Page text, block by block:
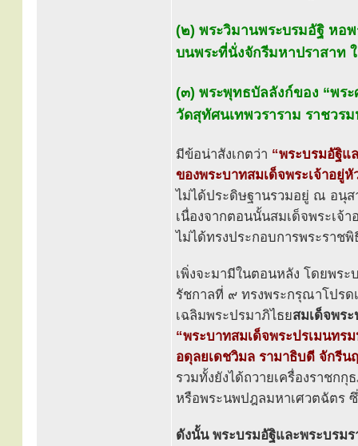
(๒) พระวิมานพระบรมอัฐิ หอ
บนพระที่นั่งจักรีมหาปราสาท
(๓) พระพุทธบัลลังก์ของ “พร
วัดสุทัศนเทพวราราม ราชวร
มีข้อน่าสังเกตว่า “พระบรมอัฐิแ
ของพระบาทสมเด็จพระเจ้าอยู่
ไม่ได้ประดิษฐานรวมอยู่ ณ อนุ
เนื่องจากตอนนั้นสมเด็จพระเจ้
ไม่ได้ทรงประกอบการพระราช
เพิ่งจะมามีในตอนหลัง โดยพร
รัชกาลที่ ๙ ทรงพระกรุณาโปรด
เฉลิมพระปรมาภิไธยสมเด็จพร
“พระบาทสมเด็จพระปรเมนทร
อดุลยเดชวิมล รามาธิบดี จักรี
รวมทั้งยังได้ถวายเครื่องราชก
หรือพระนพปฎลมหาเศวตฉัตร
ดังนั้น พระบรมอัฐิและพระบรมร